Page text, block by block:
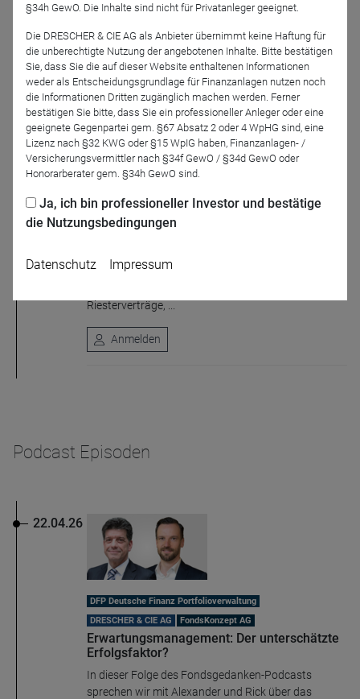
Webinare
17.08.26
11:00
DRESCHER & CIE AG
Kühl gerechnet: Altersvorsorgedepot oder
Riester?
Umkehrschluss nur noch bis Ende Dezember 2026.
Riesterverträge, ...
Anmelden
Podcast Episoden
22.04.26
DFP Deutsche Finanz Portfolioverwaltung
DRESCHER & CIE AG
FondsKonzept AG
Erwartungsmanagement: Der unterschätzte
Erfolgsfaktor?
In dieser Folge des Fondsgedanken-Podcasts
sprechen wir mit Alexander und Rick über das
§34h GewO. Die Inhalte sind nicht für Privatanleger geeignet.
Die DRESCHER & CIE AG als Anbieter übernimmt keine Haftung für
die unberechtigte Nutzung der angebotenen Inhalte. Bitte bestätigen
Sie, dass Sie die auf dieser Website enthaltenen Informationen
weder als Entscheidungsgrundlage für Finanzanlagen nutzen noch
die Informationen Dritten zugänglich machen werden. Ferner
bestätigen Sie bitte, dass Sie ein professioneller Anleger oder eine
geeignete Gegenpartei gem. §67 Absatz 2 oder 4 WpHG sind, eine
Lizenz nach §32 KWG oder §15 WpIG haben, Finanzanlagen- /
Versicherungsvermittler nach §34f GewO / §34d GewO oder
Honorarberater gem. §34h GewO sind.
Ja, ich bin professioneller Investor und bestätige
die Nutzungsbedingungen
Datenschutz Impressum
Zweck
1 Jahr